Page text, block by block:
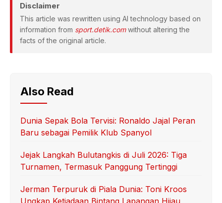
Disclaimer
This article was rewritten using AI technology based on
information from sport.detik.comwithout altering the
facts of the original article.
Also Read
Dunia Sepak Bola Tervisi: Ronaldo Jajal Peran
Baru sebagai Pemilik Klub Spanyol
Jejak Langkah Bulutangkis di Juli 2026: Tiga
Turnamen, Termasuk Panggung Tertinggi
Jerman Terpuruk di Piala Dunia: Toni Kroos
Ungkap Ketiadaan Bintang Lapangan Hijau